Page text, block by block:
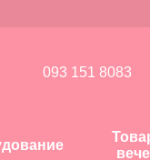
093 151 8083